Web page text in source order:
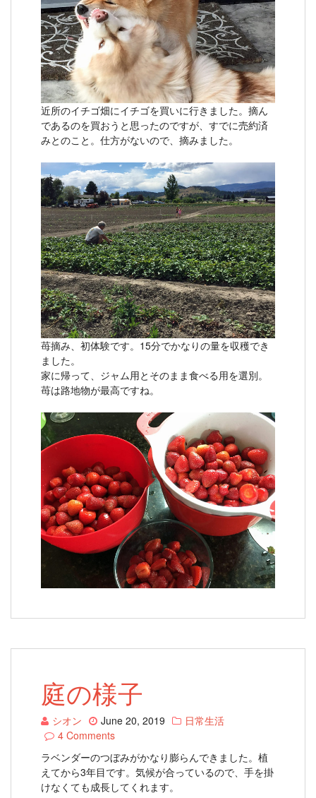
近所のイチゴ畑にイチゴを買いに行きました。摘ん
であるのを買おうと思ったのですが、すでに売約済
みとのこと。仕方がないので、摘みました。
苺摘み、初体験です。15分でかなりの量を収穫でき
ました。
家に帰って、ジャム用とそのまま食べる用を選別。
苺は路地物が最高ですね。
庭の様子
シオン June 20, 2019
日常生活
4 Comments
ラベンダーのつぼみがかなり膨らんできました。植
えてから3年目です。気候が合っているので、手を掛
けなくても成長してくれます。